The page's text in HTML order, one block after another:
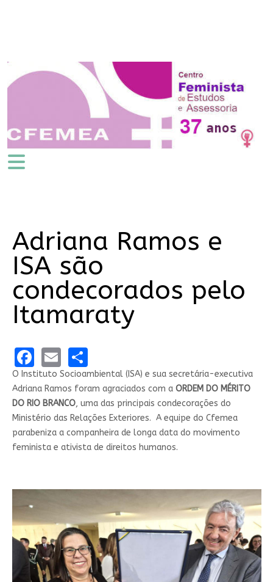
Adriana Ramos e
ISA são
condecorados pelo
Itamaraty
Facebook
EmailShare
O Instituto Socioambiental (ISA) e sua secretária-executiva
Adriana Ramos foram agraciados com a ORDEM DO MÉRITO
DO RIO BRANCO, uma das principais condecorações do
Ministério das Relações Exteriores. A equipe do Cfemea
parabeniza a companheira de longa data do movimento
feminista e ativista de direitos humanos.